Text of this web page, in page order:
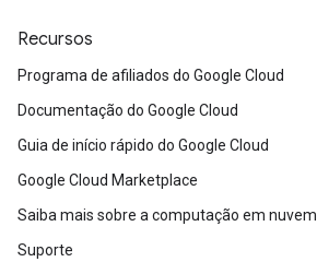
Recursos
Programa de afiliados do Google Cloud
Documentação do Google Cloud
Guia de início rápido do Google Cloud
Google Cloud Marketplace
Saiba mais sobre a computação em nuvem
Suporte